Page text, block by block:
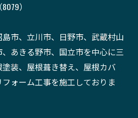
）
市、立川市、日野市、武蔵村山
あきる野市、国立市を中心に三
装、屋根葺き替え、屋根カバ
ォーム工事を施工しておりま